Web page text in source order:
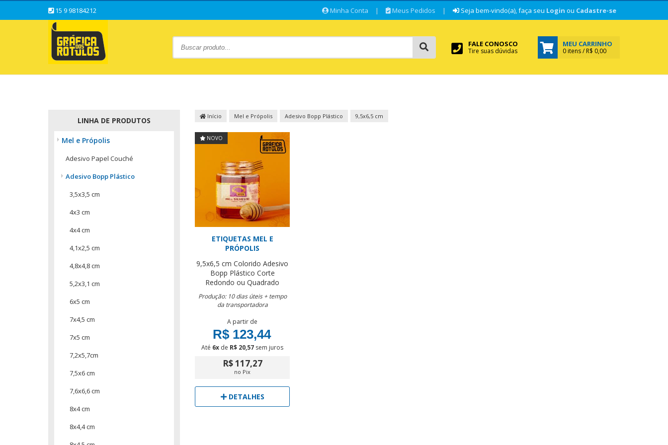
15 9 98184212 Minha Conta | Meus Pedidos | Seja bem-vindo(a), faça seu Login ou Cadastre-se
FALE CONOSCO
Tire suas dúvidas
MEU CARRINHO
0 itens / R$ 0,00
LINHA DE PRODUTOS
Mel e Própolis
Adesivo Papel Couché
Adesivo Bopp Plástico
3,5x3,5 cm
4x3 cm
4x4 cm
4,1x2,5 cm
4,8x4,8 cm
5,2x3,1 cm
6x5 cm
7x4,5 cm
7x5 cm
7,2x5,7cm
7,5x6 cm
7,6x6,6 cm
8x4 cm
8x4,4 cm
Início Mel e Própolis Adesivo Bopp Plástico 9,5x6,5 cm
NOVO
ETIQUETAS MEL E
PRÓPOLIS
9,5x6,5 cm Colorido Adesivo
Bopp Plástico Corte
Redondo ou Quadrado
Produção: 10 dias úteis + tempo
da transportadora
A partir de
R$ 123,44
Até 6x de R$ 20,57 sem juros
R$ 117,27
no Pix
DETALHES